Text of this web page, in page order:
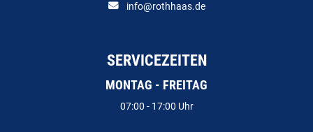
info@rothhaas.de
SERVICEZEITEN
MONTAG - FREITAG
07:00 - 17:00 Uhr